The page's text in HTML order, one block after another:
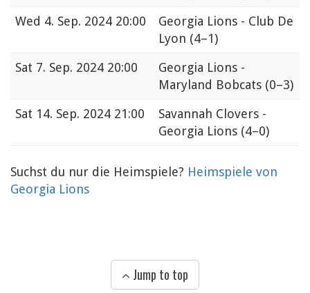
Wed 4. Sep. 2024 20:00
Georgia Lions - Club De
Lyon (4–1)
Sat 7. Sep. 2024 20:00
Georgia Lions -
Maryland Bobcats (0–3)
Sat 14. Sep. 2024 21:00
Savannah Clovers -
Georgia Lions (4–0)
Suchst du nur die Heimspiele? Heimspiele von
Georgia Lions
Jump to top